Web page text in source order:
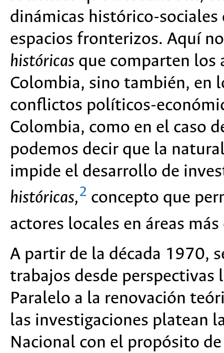
dinámicas histórico-
espacios fronterizos. Aquí
históricas que comparten los
Colombia, sino también, en
conflictos políticos-
Colombia, como en el caso
podemos decir que la
impide el desarrollo de
históricas,2 concepto que
actores locales en áreas
A partir de la década 1970,
trabajos desde perspectivas
Paralelo a la renovación
las investigaciones platean
Nacional con el propósito